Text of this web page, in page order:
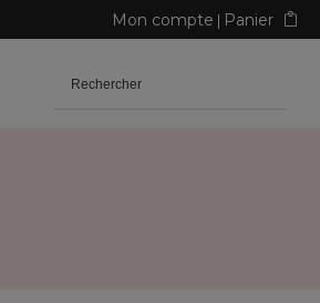
Mon compte Panier